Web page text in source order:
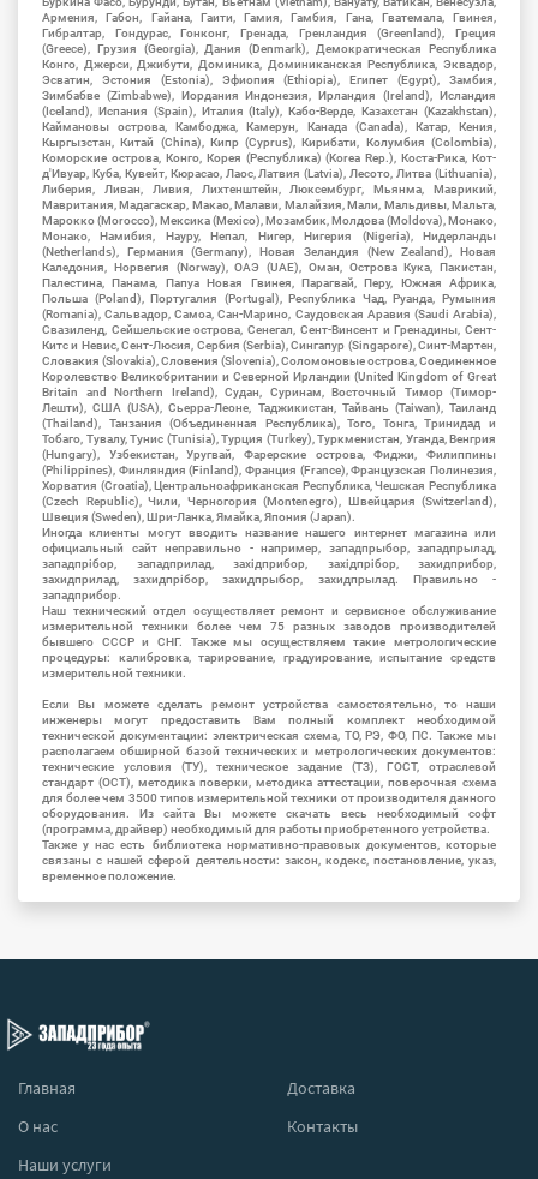
Армения, Габон, Гайана, Гаити, Гамия, Гамбия, Гана, Гватемала, Гвинея,
Гибралтар, Гондурас, Гонконг, Гренада, Гренландия (Greenland), Греция
(Greece), Грузия (Georgia), Дания (Denmark), Демократическая Республика
Конго, Джерси, Джибути, Доминика, Доминиканская Республика, Эквадор,
Эсватин, Эстония (Estonia), Эфиопия (Ethiopia), Египет (Egypt), Замбия,
Зимбабве (Zimbabwe), Иордания Индонезия, Ирландия (Ireland), Исландия
(Iceland), Испания (Spain), Италия (Italy), Кабо-Верде, Казахстан (Kazakhstan),
Каймановы острова, Камбоджа, Камерун, Канада (Canada), Катар, Кения,
Кыргызстан, Китай (China), Кипр (Cyprus), Кирибати, Колумбия (Colombia),
Коморские острова, Конго, Корея (Республика) (Korea Rep.), Коста-Рика, Кот-
д'Ивуар, Куба, Кувейт, Кюрасао, Лаос, Латвия (Latvia), Лесото, Литва (Lithuania),
Либерия, Ливан, Ливия, Лихтенштейн, Люксембург, Мьянма, Маврикий,
Мавритания, Мадагаскар, Макао, Малави, Малайзия, Мали, Мальдивы, Мальта,
Марокко (Morocco), Мексика (Mexico), Мозамбик, Молдова (Moldova), Монако,
Монако, Намибия, Науру, Непал, Нигер, Нигерия (Nigeria), Нидерланды
(Netherlands), Германия (Germany), Новая Зеландия (New Zealand), Новая
Каледония, Норвегия (Norway), ОАЭ (UAE), Оман, Острова Кука, Пакистан,
Палестина, Панама, Папуа Новая Гвинея, Парагвай, Перу, Южная Африка,
Польша (Poland), Португалия (Portugal), Республика Чад, Руанда, Румыния
(Romania), Сальвадор, Самоа, Сан-Марино, Саудовская Аравия (Saudi Arabia),
Свазиленд, Сейшельские острова, Сенегал, Сент-Винсент и Гренадины, Сент-
Китс и Невис, Сент-Люсия, Сербия (Serbia), Сингапур (Singapore), Синт-Мартен,
Словакия (Slovakia), Словения (Slovenia), Соломоновые острова, Соединенное
Королевство Великобритании и Северной Ирландии (United Kingdom of Great
Britain and Northern Ireland), Судан, Суринам, Восточный Тимор (Тимор-
Лешти), США (USA), Сьерра-Леоне, Таджикистан, Тайвань (Taiwan), Таиланд
(Thailand), Танзания (Объединенная Республика), Того, Тонга, Тринидад и
Тобаго, Тувалу, Тунис (Tunisia), Турция (Turkey), Туркменистан, Уганда, Венгрия
(Hungary), Узбекистан, Уругвай, Фарерские острова, Фиджи, Филиппины
(Philippines), Финляндия (Finland), Франция (France), Французская Полинезия,
Хорватия (Croatia), Центральноафриканская Республика, Чешская Республика
(Czech Republic), Чили, Черногория (Montenegro), Швейцария (Switzerland),
Швеция (Sweden), Шри-Ланка, Ямайка, Япония (Japan).
Иногда клиенты могут вводить название нашего интернет магазина или
официальный сайт неправильно - например, западпрыбор, западпрылад,
западпрібор, западприлад, західприбор, західпрібор, захидприбор,
захидприлад, захидпрібор, захидпрыбор, захидпрылад. Правильно -
западприбор.
Наш технический отдел осуществляет ремонт и сервисное обслуживание
измерительной техники более чем 75 разных заводов производителей
бывшего СССР и СНГ. Также мы осуществляем такие метрологические
процедуры: калибровка, тарирование, градуирование, испытание средств
измерительной техники.
Если Вы можете сделать ремонт устройства самостоятельно, то наши
инженеры могут предоставить Вам полный комплект необходимой
технической документации: электрическая схема, ТО, РЭ, ФО, ПС. Также мы
располагаем обширной базой технических и метрологических документов:
технические условия (ТУ), техническое задание (ТЗ), ГОСТ, отраслевой
стандарт (ОСТ), методика поверки, методика аттестации, поверочная схема
для более чем 3500 типов измерительной техники от производителя данного
оборудования. Из сайта Вы можете скачать весь необходимый софт
(программа, драйвер) необходимый для работы приобретенного устройства.
Также у нас есть библиотека нормативно-правовых документов, которые
связаны с нашей сферой деятельности: закон, кодекс, постановление, указ,
временное положение.
Главная
Доставка
О нас
Контакты
Наши услуги